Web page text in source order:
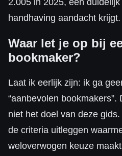
2.005 in 2025, een
handhaving aandacht krijgt.
Waar let je op bij
bookmaker?
Laat ik eerlijk zijn: ik ga
“aanbevolen
niet het doel van deze
de criteria uitleggen
weloverwogen keuze